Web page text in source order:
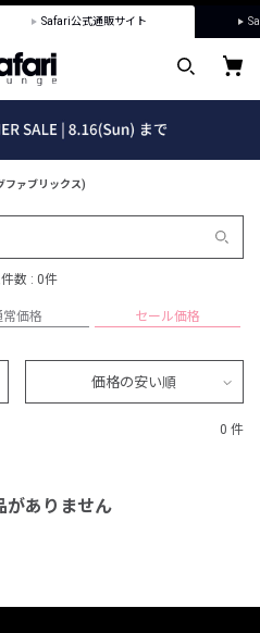
Safari公式通販サイト
ファブリックス)
数 : 0件
常価格 セール価格
価格の安い順
0 件
がありません